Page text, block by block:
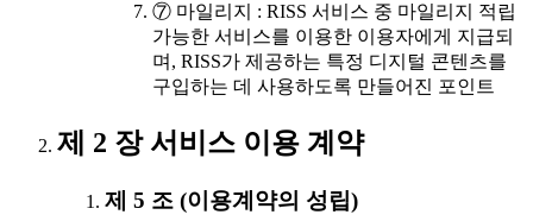
⑦ 마일리지 : RISS 서비스 중 마일리지 적립
가능한 서비스를 이용한 이용자에게 지급되
며, RISS가 제공하는 특정 디지털 콘텐츠를
구입하는 데 사용하도록 만들어진 포인트
제 2 장 서비스 이용 계약
제 5 조 (이용계약의 성립)